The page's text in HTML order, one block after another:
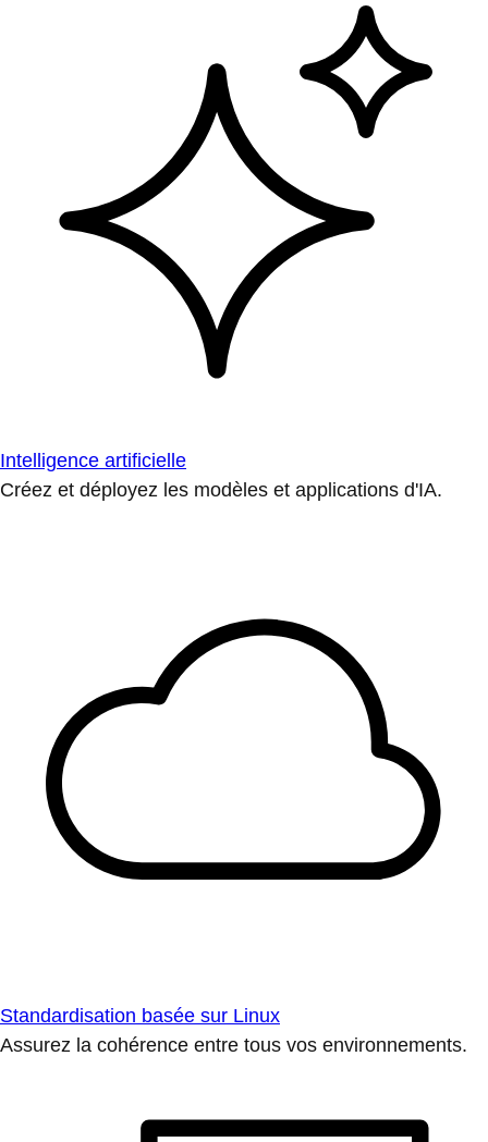
Intelligence artificielle
Créez et déployez les modèles et applications d'IA.
Standardisation basée sur Linux
Assurez la cohérence entre tous vos environnements.